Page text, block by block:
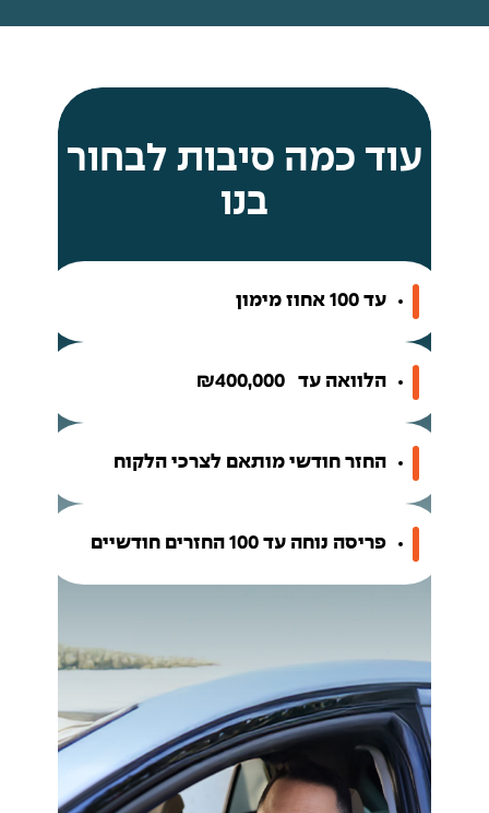
עוד כמה סיבות לבחור
בנו
עד 100 אחוז מימון
הלוואה עד ₪400,000
החזר חודשי מותאם לצרכי הלקוח
פריסה נוחה עד 100 החזרים חודשיים